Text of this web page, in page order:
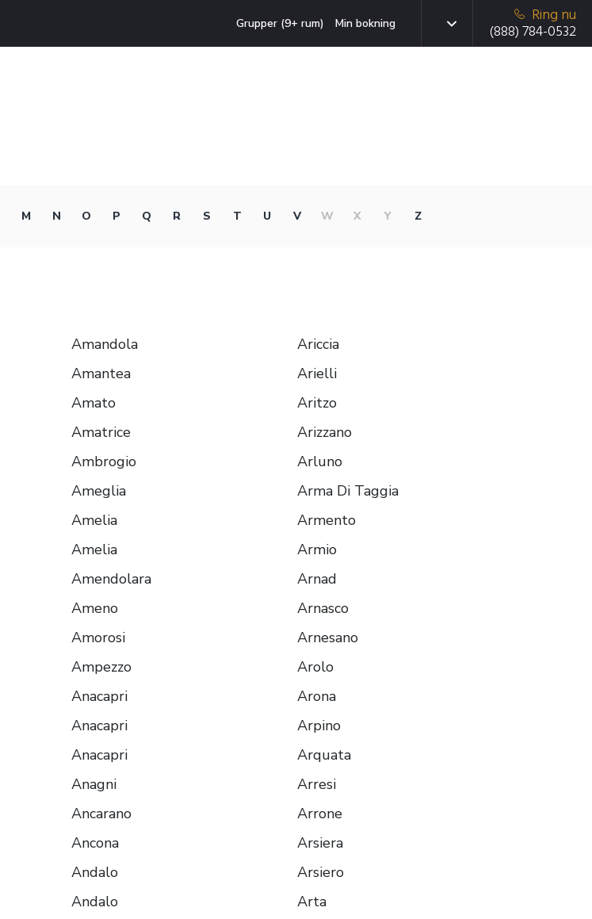
Grupper (9+ rum) Min bokning
Ring nu
(888) 784-0532
M N O P Q R S T U V W X Y Z
Amandola
Amantea
Amato
Amatrice
Ambrogio
Ameglia
Amelia
Amelia
Amendolara
Ameno
Amorosi
Ampezzo
Anacapri
Anacapri
Anacapri
Anagni
Ancarano
Ancona
Andalo
Andalo
Ariccia
Arielli
Aritzo
Arizzano
Arluno
Arma Di Taggia
Armento
Armio
Arnad
Arnasco
Arnesano
Arolo
Arona
Arpino
Arquata
Arresi
Arrone
Arsiera
Arsiero
Arta